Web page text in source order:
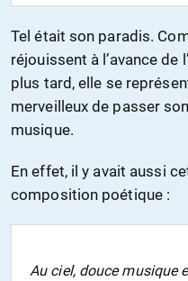
Tel était son paradis.
réjouissent à l’avance de
plus tard, elle se
merveilleux de passer
musique.
En effet, il y avait aussi
composition poétique :
Au ciel, douce musique